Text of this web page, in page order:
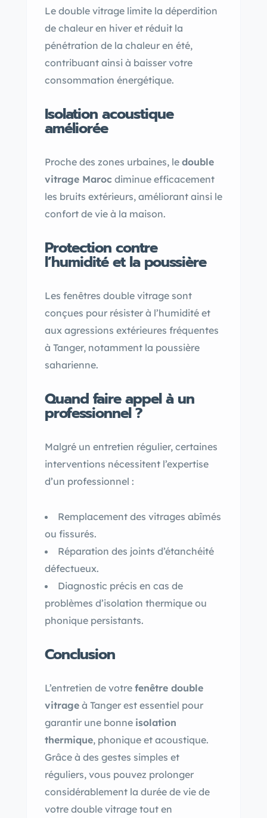
Le double vitrage limite la déperdition
de chaleur en hiver et réduit la
pénétration de la chaleur en été,
contribuant ainsi à baisser votre
consommation énergétique.
Isolation acoustique
améliorée
Proche des zones urbaines, le double
vitrage Maroc diminue efficacement
les bruits extérieurs, améliorant ainsi le
confort de vie à la maison.
Protection contre
l’humidité et la poussière
Les fenêtres double vitrage sont
conçues pour résister à l’humidité et
aux agressions extérieures fréquentes
à Tanger, notamment la poussière
saharienne.
Quand faire appel à un
professionnel ?
Malgré un entretien régulier, certaines
interventions nécessitent l’expertise
d’un professionnel :
Remplacement des vitrages abîmés
ou fissurés.
Réparation des joints d’étanchéité
défectueux.
Diagnostic précis en cas de
problèmes d’isolation thermique ou
phonique persistants.
Conclusion
L’entretien de votre fenêtre double
vitrage à Tanger est essentiel pour
garantir une bonne isolation
thermique, phonique et acoustique.
Grâce à des gestes simples et
réguliers, vous pouvez prolonger
considérablement la durée de vie de
votre double vitrage tout en